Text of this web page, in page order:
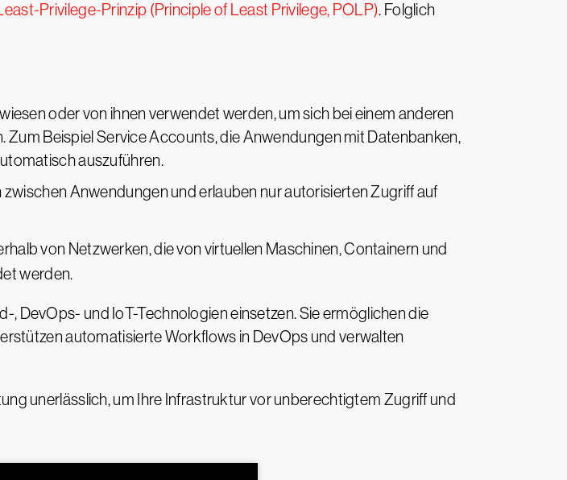
Privilege-Prinzip (Principle of Least Privilege, POLP). Folglich
oder von ihnen verwendet werden, um sich bei einem anderen
Zum Beispiel Service Accounts, die Anwendungen mit Datenbanken,
auszuführen.
Anwendungen und erlauben nur autorisierten Zugriff auf
von Netzwerken, die von virtuellen Maschinen, Containern und
werden.
DevOps- und IoT-Technologien einsetzen. Sie ermöglichen die
automatisierte Workflows in DevOps und verwalten
unerlässlich, um Ihre Infrastruktur vor unberechtigtem Zugriff und